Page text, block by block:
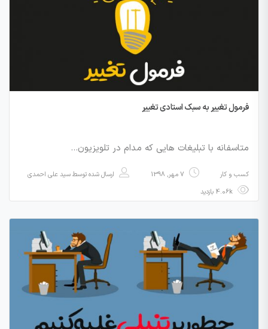
فرمول تغییر به سبک استادی تغییر
متاسفانه با تبلیغات هایی که مدام در تلویزیون…
کسب و کار 7 مهر, 1398 ارسال شده توسطسید علی احمدی